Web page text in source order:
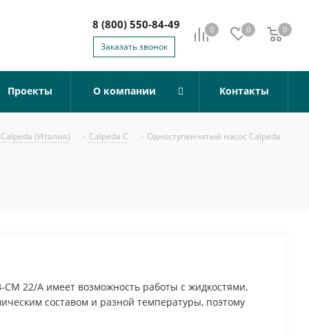
0 0 0
0
8 (800) 550-84-49
Заказать звонок
Проекты О компании Контакты
(Италия) - Calpeda C - Одноступенчатый насос Calpeda
22/A имеет возможность работы с жидкостями,
составом и разной температуры, поэтому